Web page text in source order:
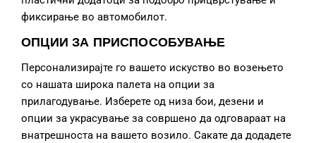
фиксирање во автомобилот.
ОПЦИИ ЗА ПРИСПОСОБУВАЊЕ
Персонализирајте го вашето искуство во возењето
со нашата широка палета на опции за
прилагодување. Изберете од низа бои, дезени и
опции за украсување за совршено да одговараат на
внатрешноста на вашето возило. Сакате да додадете